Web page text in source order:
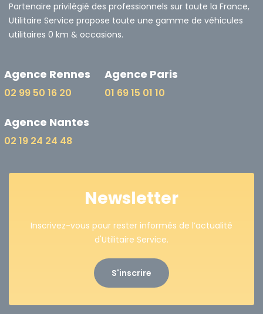
Partenaire privilégié des professionnels sur toute la France,
Utilitaire Service propose toute une gamme de véhicules
utilitaires 0 km & occasions.
Agence Rennes
02 99 50 16 20
Agence Paris
01 69 15 01 10
Agence Nantes
02 19 24 24 48
Newsletter
Inscrivez-vous pour rester informés de l’actualité
d'Utilitaire Service.
S'inscrire